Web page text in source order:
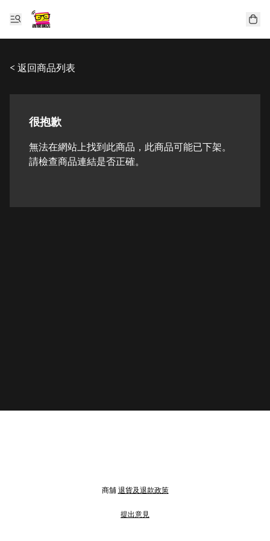
< 返回商品列表
很抱歉
無法在網站上找到此商品，此商品可能已下架。
請檢查商品連結是否正確。
商舖退貨及退款政策
提出意見